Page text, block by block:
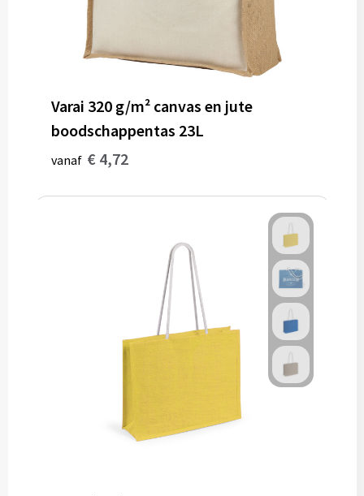
Varai 320 g/m² canvas en jute
boodschappentas 23L
vanaf € 4,72